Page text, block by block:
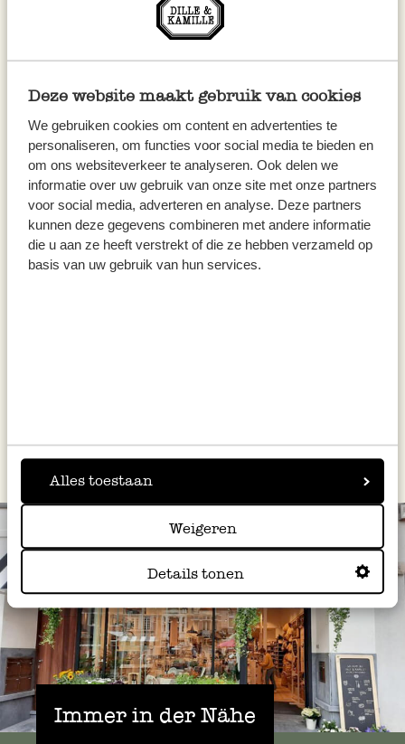
Deze website maakt gebruik van cookies
We gebruiken cookies om content en advertenties te
personaliseren, om functies voor social media te bieden en
om ons websiteverkeer te analyseren. Ook delen we
informatie over uw gebruik van onze site met onze partners
voor social media, adverteren en analyse. Deze partners
kunnen deze gegevens combineren met andere informatie
die u aan ze heeft verstrekt of die ze hebben verzameld op
basis van uw gebruik van hun services.
Alles toestaan
Weigeren
Details tonen
inkl. MwSt zzgl. Versandkosten
19,80 / kg
inkl. MwSt zzgl. Versandkosten
Farvalle, cinque sapori, 250
Nudeln, 'Buona Pasqua', 500 g
Immer in der Nähe